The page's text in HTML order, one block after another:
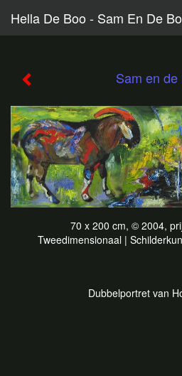
Hella De Boo - Sam En De
Sam en de
70 x 200 cm, © 2004,
Tweedimensionaal |
Dubbelportret van